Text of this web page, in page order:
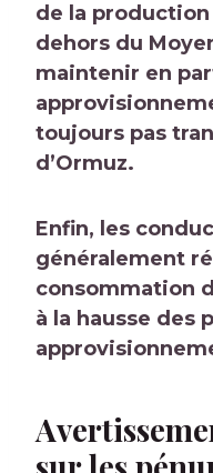
de la
dehors du
maintenir en
toujours pas
d’Ormuz.
Enfin, les
généralement
consommation
à la hausse des